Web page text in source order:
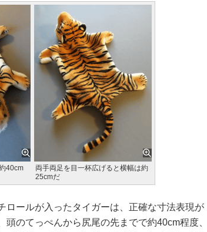
40cm
両手両足を目一杯広げると横幅は約
25cmだ
ールが入ったタイガーは、正確な寸法表現が
のてっぺんから尻尾の先までで約40cm程度、